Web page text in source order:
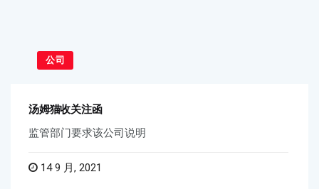
公司
汤姆猫收关注函
监管部门要求该公司说明
14 9 月, 2021